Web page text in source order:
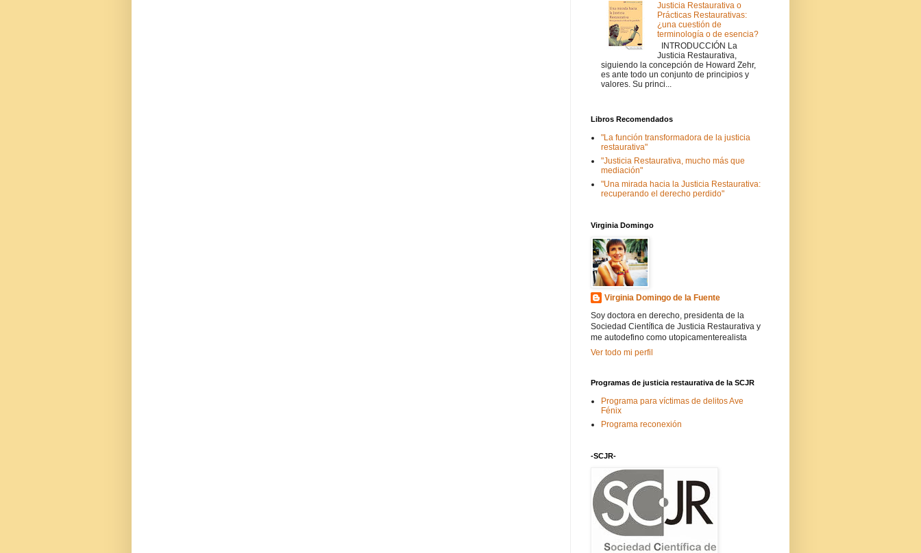
Justicia Restaurativa o
Prácticas Restaurativas:
¿una cuestión de
terminología o de esencia?
INTRODUCCIÓN La
Justicia Restaurativa,
siguiendo la concepción de Howard Zehr,
es ante todo un conjunto de principios y
valores. Su princi...
Libros Recomendados
"La función transformadora de la justicia
restaurativa"
"Justicia Restaurativa, mucho más que
mediación"
"Una mirada hacia la Justicia Restaurativa:
recuperando el derecho perdido"
Virginia Domingo
Virginia Domingo de la Fuente
Soy doctora en derecho, presidenta de la
Sociedad Científica de Justicia Restaurativa y
me autodefino como utopicamenterealista
Ver todo mi perfil
Programas de justicia restaurativa de la SCJR
Programa para víctimas de delitos Ave
Fénix
Programa reconexión
-SCJR-